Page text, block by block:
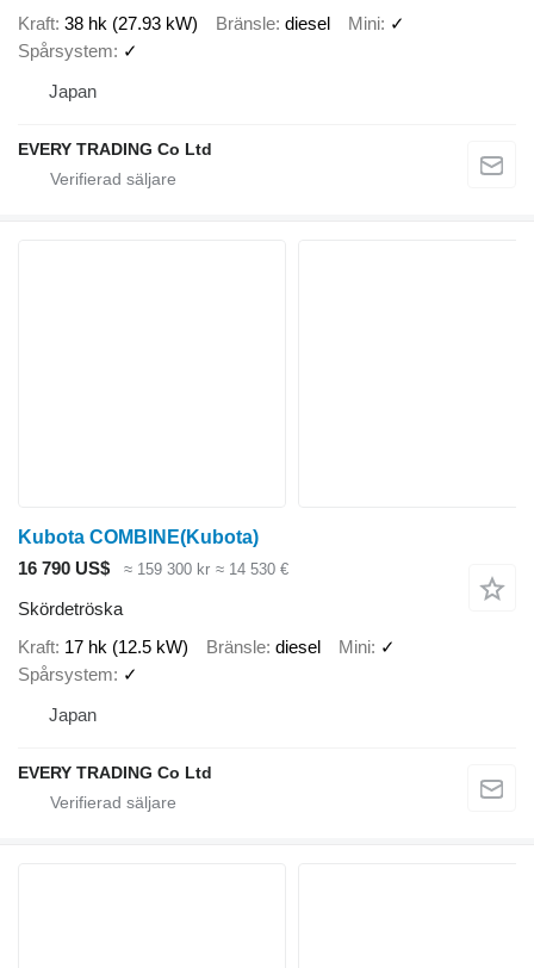
Kraft 38 hk (27.93 kW) Bränsle diesel Mini ✓
Spårsystem
✓
Japan
EVERY TRADING Co Ltd
Kubota COMBINE(Kubota)
16 790 US$
≈ 159 300 kr ≈ 14 530 €
Skördetröska
Kraft 17 hk (12.5 kW) Bränsle diesel Mini ✓
Spårsystem
✓
Japan
EVERY TRADING Co Ltd